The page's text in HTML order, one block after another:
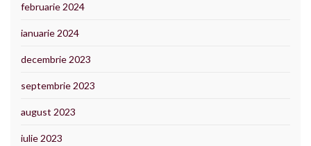
februarie 2024
ianuarie 2024
decembrie 2023
septembrie 2023
august 2023
iulie 2023